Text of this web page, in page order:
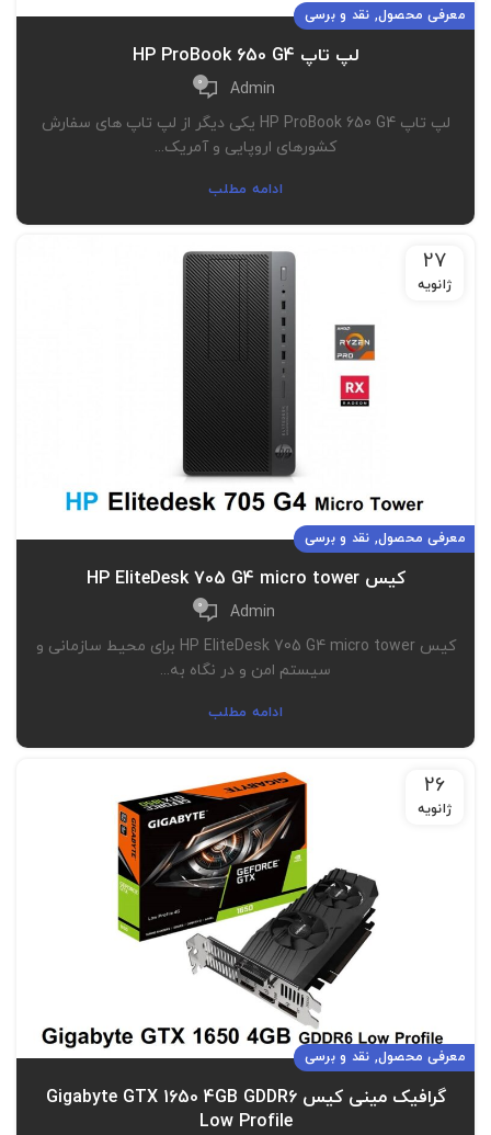
معرفی محصول, نقد و برسی
لپ تاپ HP ProBook 650 G4
Admin
0
لپ تاپ HP ProBook 650 G4 یکی دیگر از لپ تاپ های سفارش
کشورهای اروپایی و آمریک...
ادامه مطلب
27
ژانویه
معرفی محصول, نقد و برسی
کیس HP EliteDesk 705 G4 micro tower
Admin
0
کیس HP EliteDesk 705 G4 micro tower برای محیط سازمانی و
سیستم امن و در نگاه به...
ادامه مطلب
26
ژانویه
معرفی محصول, نقد و برسی
گرافیک مینی کیس Gigabyte GTX 1650 4GB GDDR6
Low Profile